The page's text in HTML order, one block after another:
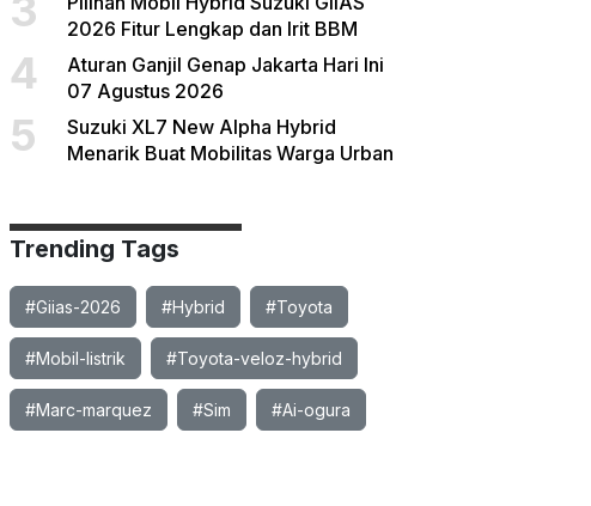
3
2026 Fitur Lengkap dan Irit BBM
4
Aturan Ganjil Genap Jakarta Hari Ini
07 Agustus 2026
5
Suzuki XL7 New Alpha Hybrid
Menarik Buat Mobilitas Warga Urban
Trending Tags
#Giias-2026 #Hybrid #Toyota
#Mobil-listrik #Toyota-veloz-hybrid
#Marc-marquez #Sim #Ai-ogura